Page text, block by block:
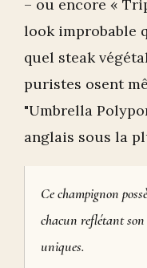
– ou encore «
look improbable
quel steak
puristes osent
"Umbrella
anglais sous la
Ce champignon
chacun reflétant son
uniques.